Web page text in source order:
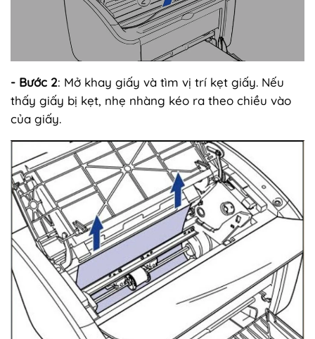
- Bước 2: Mở khay giấy và tìm vị trí kẹt giấy. Nếu
thấy giấy bị kẹt, nhẹ nhàng kéo ra theo chiều vào
của giấy.